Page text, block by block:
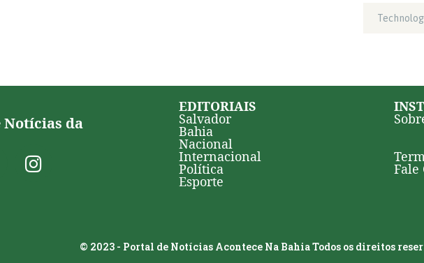
Notícias da
EDITORIAIS
Salvador
Bahia
Nacional
Internacional
Política
Esporte
Fale
© 2023 - Portal de Notícias Acontece Na Bahia Todos os direitos